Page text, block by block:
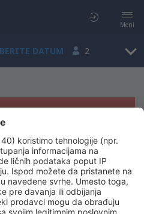
Meni
DATUM 2
da prikažemo
druge kriterijume